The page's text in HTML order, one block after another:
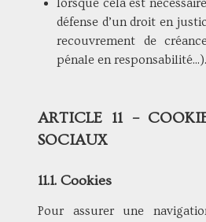
lorsque cela est
défense d’un droit en
recouvrement de
pénale en responsabilité...).
ARTICLE 11 –
SOCIAUX
11.1. Cookies
Pour assurer une